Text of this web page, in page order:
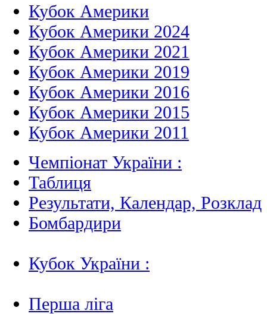
Кубок Америки
Кубок Америки 2024
Кубок Америки 2021
Кубок Америки 2019
Кубок Америки 2016
Кубок Америки 2015
Кубок Америки 2011
Чемпіонат України :
Таблиця
Результати, Календар, Poзклад
Бомбардири
Кубок України :
Перша ліга